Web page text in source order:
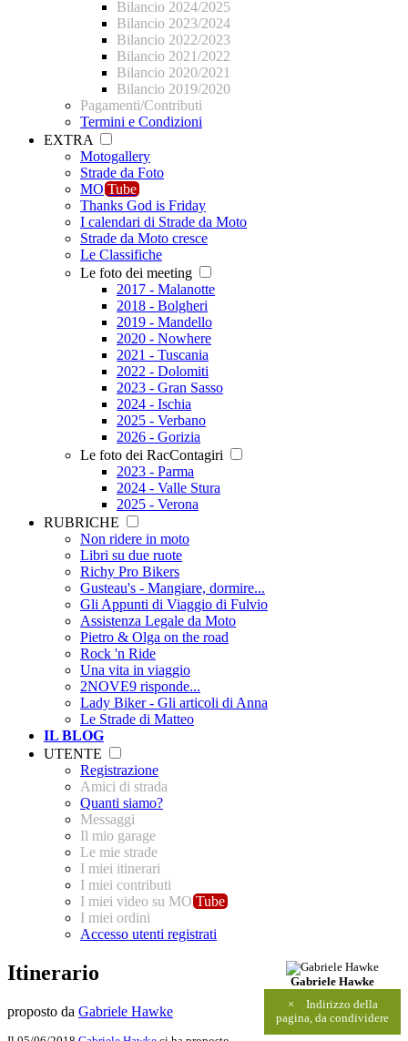
Bilancio 2024/2025
Bilancio 2023/2024
Bilancio 2022/2023
Bilancio 2021/2022
Bilancio 2020/2021
Bilancio 2019/2020
Pagamenti/Contributi
Termini e Condizioni
EXTRA
Motogallery
Strade da Foto
MO Tube
Thanks God is Friday
I calendari di Strade da Moto
Strade da Moto cresce
Le Classifiche
Le foto dei meeting
2017 - Malanotte
2018 - Bolgheri
2019 - Mandello
2020 - Nowhere
2021 - Tuscania
2022 - Dolomiti
2023 - Gran Sasso
2024 - Ischia
2025 - Verbano
2026 - Gorizia
Le foto dei RacContagiri
2023 - Parma
2024 - Valle Stura
2025 - Verona
RUBRICHE
Non ridere in moto
Libri su due ruote
Richy Pro Bikers
Gusteau's - Mangiare, dormire...
Gli Appunti di Viaggio di Fulvio
Assistenza Legale da Moto
Pietro & Olga on the road
Rock 'n Ride
Una vita in viaggio
2NOVE9 risponde...
Lady Biker - Gli articoli di Anna
Le Strade di Matteo
IL BLOG
UTENTE
Registrazione
Amici di strada
Quanti siamo?
Messaggi
Il mio garage
Le mie strade
I miei itinerari
I miei contributi
I miei video su MO Tube
I miei ordini
Accesso utenti registrati
Gabriele Hawke
×
Indirizzo della
pagina, da condividere
Itinerario
proposto da Gabriele Hawke